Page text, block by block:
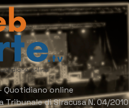
Quotidiano online
Tribunale di Siracusa N. 04/2010